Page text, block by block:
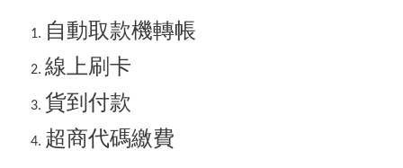
自動取款機轉帳
線上刷卡
貨到付款
超商代碼繳費